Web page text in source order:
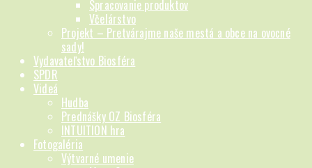
Spracovanie produktov
Včelárstvo
Projekt – Pretvárajme naše mestá a obce na ovocné
sady!
Vydavateľstvo Biosféra
SPDR
Videá
Hudba
Prednášky OZ Biosféra
INTUITION hra
Fotogaléria
Výtvarné umenie